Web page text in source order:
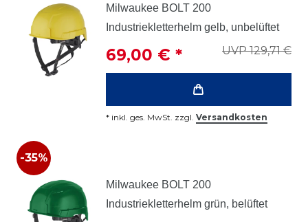
Milwaukee BOLT 200
Industriekletterhelm gelb, unbelüftet
UVP 129,71 €
69,00 € *
* inkl. ges. MwSt. zzgl. Versandkosten
-35%
Milwaukee BOLT 200
Industriekletterhelm grün, belüftet